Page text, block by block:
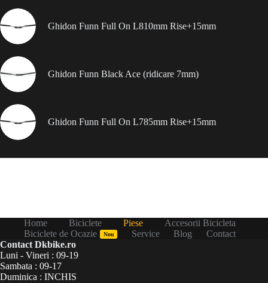
Ghidon Funn Full On L810mm Rise+15mm
Ghidon Funn Black Ace (ridicare 7mm)
Ghidon Funn Full On L785mm Rise+15mm
Home Biciclete Piese
Accesorii Bicicleta
Biciclete de Ocazie
Nou Service Blog
Contact
Contact Dkbike.ro
Luni - Vineri : 09-19
Sambata : 09-17
Duminica : INCHIS